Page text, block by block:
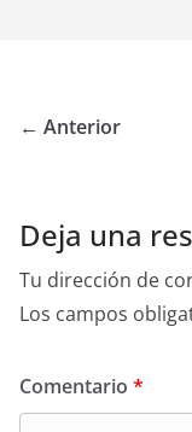
← Anterior
Deja una
Tu dirección de
Los campos
Comentario *